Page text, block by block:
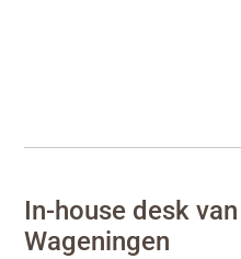
In-house desk van
Wageningen